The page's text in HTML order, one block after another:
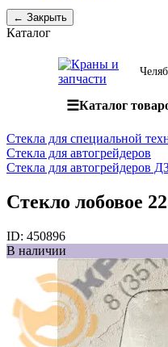
← Закрыть
Каталог
☰Каталог
Стекла для специальной
Стекла для автогрейдеров
Стекла для автогрейдеров
Стекло лобовое
ID: 450896
В наличии